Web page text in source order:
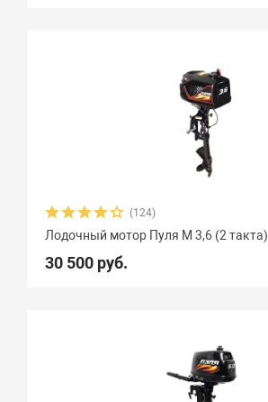
Объем двигателя, куб. см.
(124)
Лодочный мотор Пуля М 3,6 (2 такта)
30 500 руб.